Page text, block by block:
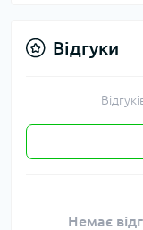
Відгуки
Немає